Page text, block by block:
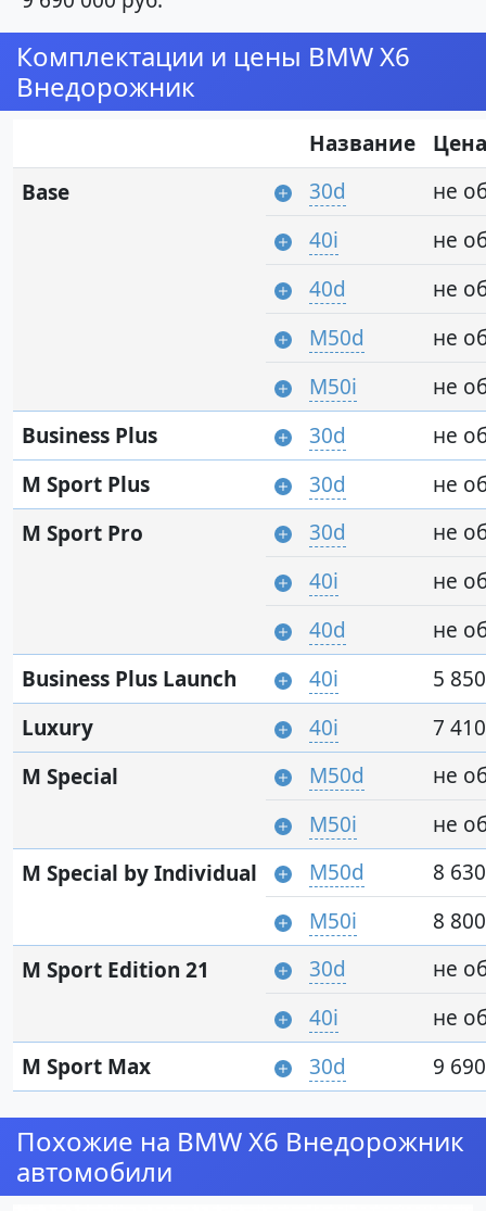
Комплектации и цены BMW X6
Внедорожник
Название
Цена
Base
30d
не
40i
не
40d
не
M50d
не
M50i
не
Business Plus
30d
не
M Sport Plus
30d
не
M Sport Pro
30d
не
40i
не
40d
не
Business Plus Launch
40i
5
Luxury
40i
7
M Special
M50d
не
M50i
не
M Special by Individual
M50d
8
M50i
8
M Sport Edition 21
30d
не
40i
не
M Sport Max
30d 9
Похожие на BMW X6 Внедорожник
автомобили